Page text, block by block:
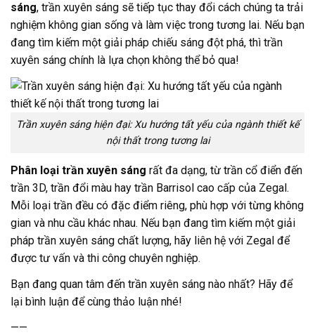
sáng, trần xuyên sáng sẽ tiếp tục thay đổi cách chúng ta trải
nghiệm không gian sống và làm việc trong tương lai. Nếu bạn
đang tìm kiếm một giải pháp chiếu sáng đột phá, thì trần
xuyên sáng chính là lựa chọn không thể bỏ qua!
Trần xuyên sáng hiện đại: Xu hướng tất yếu của ngành thiết kế
nội thất trong tương lai
Phân loại trần xuyên sáng rất đa dạng, từ trần cổ điển đến
trần 3D, trần đổi màu hay trần Barrisol cao cấp của Zegal.
Mỗi loại trần đều có đặc điểm riêng, phù hợp với từng không
gian và nhu cầu khác nhau. Nếu bạn đang tìm kiếm một giải
pháp trần xuyên sáng chất lượng, hãy liên hệ với Zegal để
được tư vấn và thi công chuyên nghiệp.
Bạn đang quan tâm đến trần xuyên sáng nào nhất? Hãy để
lại bình luận để cùng thảo luận nhé!
——